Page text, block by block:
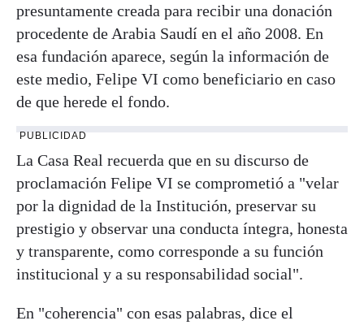
presuntamente creada para recibir una donación
procedente de Arabia Saudí en el año 2008. En
esa fundación aparece, según la información de
este medio, Felipe VI como beneficiario en caso
de que herede el fondo.
PUBLICIDAD
La Casa Real recuerda que en su discurso de
proclamación Felipe VI se comprometió a "velar
por la dignidad de la Institución, preservar su
prestigio y observar una conducta íntegra, honesta
y transparente, como corresponde a su función
institucional y a su responsabilidad social".
En "coherencia" con esas palabras, dice el